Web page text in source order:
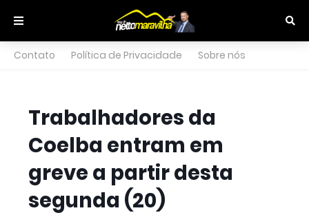
Contato Política de Privacidade Sobre nós
Trabalhadores da
Coelba entram em
greve a partir desta
segunda (20)